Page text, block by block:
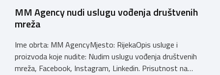
MM Agency nudi uslugu vođenja društvenih
mreža
Ime obrta: MM AgencyMjesto: RijekaOpis usluge i
proizvoda koje nudite: Nudim uslugu vođenja društvenih
mreža, Facebook, Instagram, Linkedin. Prisutnost na